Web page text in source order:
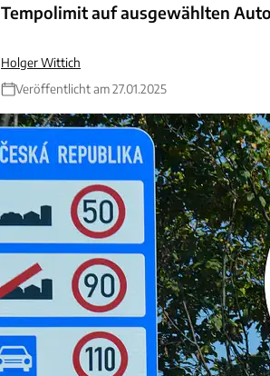
Tempolimit auf ausgewählten
Holger Wittich
Veröffentlicht am 27.01.2025